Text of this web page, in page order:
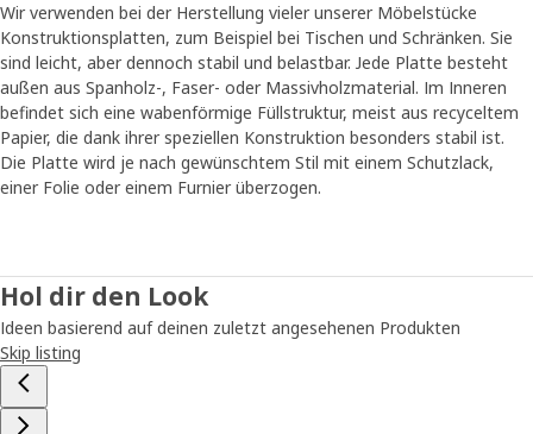
Wir verwenden bei der Herstellung vieler unserer Möbelstücke
Konstruktionsplatten, zum Beispiel bei Tischen und Schränken. Sie
sind leicht, aber dennoch stabil und belastbar. Jede Platte besteht
außen aus Spanholz-, Faser- oder Massivholzmaterial. Im Inneren
befindet sich eine wabenförmige Füllstruktur, meist aus recyceltem
Papier, die dank ihrer speziellen Konstruktion besonders stabil ist.
Die Platte wird je nach gewünschtem Stil mit einem Schutzlack,
einer Folie oder einem Furnier überzogen.
Hol dir den Look
Ideen basierend auf deinen zuletzt angesehenen Produkten
Skip listing